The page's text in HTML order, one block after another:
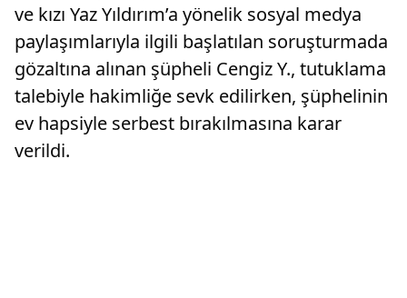
ve kızı Yaz Yıldırım’a yönelik sosyal medya
paylaşımlarıyla ilgili başlatılan soruşturmada
gözaltına alınan şüpheli Cengiz Y., tutuklama
talebiyle hakimliğe sevk edilirken, şüphelinin
ev hapsiyle serbest bırakılmasına karar
verildi.